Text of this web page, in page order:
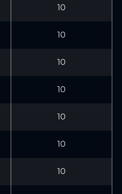
10
10
10
10
10
10
10